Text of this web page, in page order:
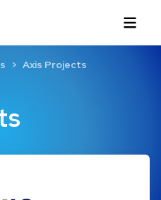
Axis Projects